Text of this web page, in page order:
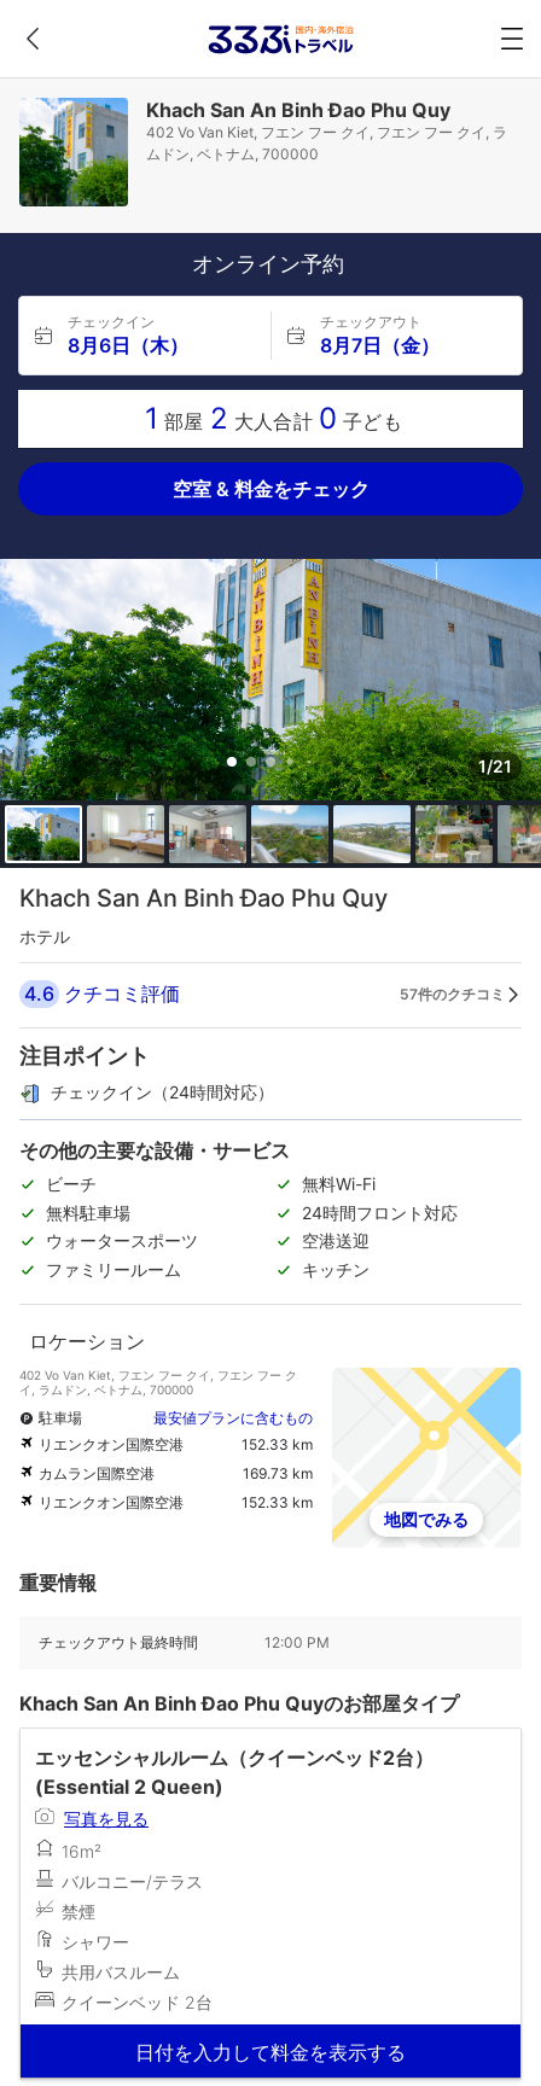
Khach San An Binh Đao Phu Quy
402 Vo Van Kiet, フエン フー クイ, フエン フー クイ, ラ
ムドン, ベトナム, 700000
オンライン予約
チェックイン
8月6日（木）
チェックアウト
8月7日（金）
1 部屋 2 大人合計 0 子ども
空室 & 料金をチェック
1/21
Khach San An Binh Đao Phu Quy
ホテル
4.6 クチコミ評価 57件のクチコミ
注目ポイント
チェックイン（24時間対応）
その他の主要な設備・サービス
ビーチ
無料Wi-Fi
無料駐車場
24時間フロント対応
ウォータースポーツ
空港送迎
ファミリールーム
キッチン
ロケーション
402 Vo Van Kiet, フエン フー クイ, フエン フー ク
イ, ラムドン, ベトナム, 700000
駐車場
最安値プランに含むもの
リエンクオン国際空港
152.33 km
カムラン国際空港
169.73 km
リエンクオン国際空港
152.33 km
地図でみる
重要情報
チェックアウト最終時間 12:00 PM
Khach San An Binh Đao Phu Quyのお部屋タイプ
エッセンシャルルーム（クイーンベッド2台）
(Essential 2 Queen)
写真を見る
16m²
バルコニー/テラス
禁煙
シャワー
共用バスルーム
クイーンベッド 2台
日付を入力して料金を表示する